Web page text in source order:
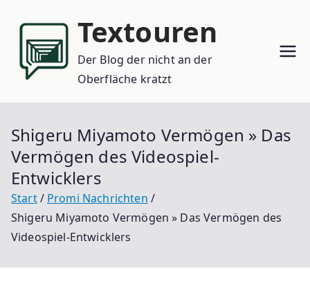
Inhalt
springen
Textouren
Der Blog der nicht an der
Oberfläche kratzt
Shigeru Miyamoto Vermögen » Das
Vermögen des Videospiel-
Entwicklers
Start
Promi Nachrichten
Shigeru Miyamoto Vermögen » Das Vermögen des
Videospiel-Entwicklers